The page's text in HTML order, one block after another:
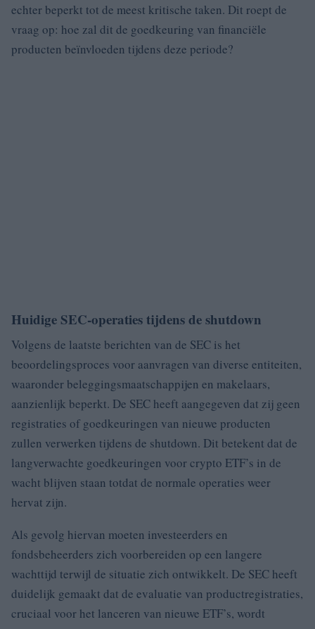
echter beperkt tot de meest kritische taken. Dit roept de
vraag op: hoe zal dit de goedkeuring van financiële
producten beïnvloeden tijdens deze periode?
Huidige SEC-operaties tijdens de shutdown
Volgens de laatste berichten van de SEC is het
beoordelingsproces voor aanvragen van diverse entiteiten,
waaronder beleggingsmaatschappijen en makelaars,
aanzienlijk beperkt. De SEC heeft aangegeven dat zij geen
registraties of goedkeuringen van nieuwe producten
zullen verwerken tijdens de shutdown. Dit betekent dat de
langverwachte goedkeuringen voor crypto ETF’s in de
wacht blijven staan totdat de normale operaties weer
hervat zijn.
Als gevolg hiervan moeten investeerders en
fondsbeheerders zich voorbereiden op een langere
wachttijd terwijl de situatie zich ontwikkelt. De SEC heeft
duidelijk gemaakt dat de evaluatie van productregistraties,
cruciaal voor het lanceren van nieuwe ETF’s, wordt